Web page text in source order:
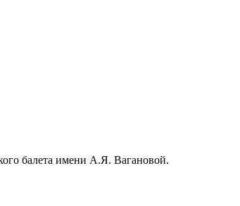
балета имени А.Я. Вагановой.